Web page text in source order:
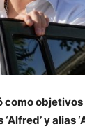
como
y alias